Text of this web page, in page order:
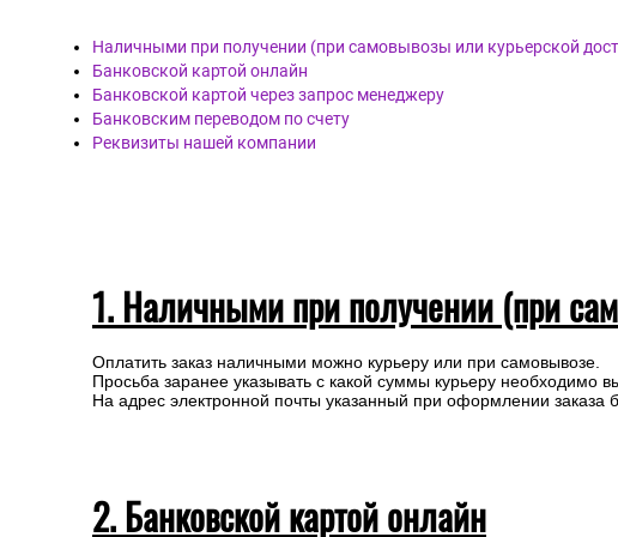
Наличными при получении (при самовывозы или курьерской
Банковской картой онлайн
Банковской картой через запрос менеджеру
Банковским переводом по счету
Реквизиты нашей компании
1. Наличными при получении (при
Оплатить заказ наличными можно курьеру или при самовывозе.
Просьба заранее указывать с какой суммы курьеру необходимо
На адрес электронной почты указанный при оформлении заказа
2. Банковской картой онлайн